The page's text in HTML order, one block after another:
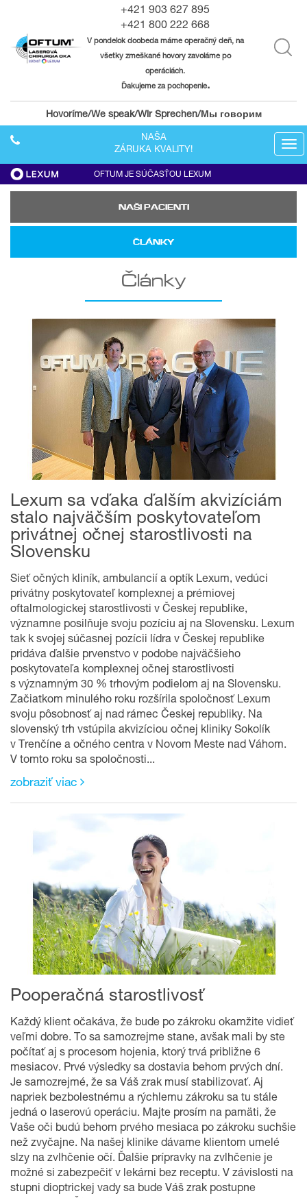
+421 903 627 895
+421 800 222 668
V pondelok doobeda máme operačný deň, na
všetky zmeškané hovory zavoláme po
operáciách.
Ďakujeme za pochopenie.
Hovoríme/We speak/Wir Sprechen/Мы говорим
NAŠA
ZÁRUKA KVALITY!
OFTUM JE SÚČASŤOU LEXUM
NAŠI PACIENTI
ČLÁNKY
Články
Lexum sa vďaka ďalším akvizíciám
stalo najväčším poskytovateľom
privátnej očnej starostlivosti na
Slovensku
Sieť očných kliník, ambulancií a optík Lexum, vedúci
privátny poskytovateľ komplexnej a prémiovej
oftalmologickej starostlivosti v Českej republike,
významne posilňuje svoju pozíciu aj na Slovensku. Lexum
tak k svojej súčasnej pozícii lídra v Českej republike
pridáva ďalšie prvenstvo v podobe najväčšieho
poskytovateľa komplexnej očnej starostlivosti
s významným 30 % trhovým podielom aj na Slovensku.
Začiatkom minulého roku rozšírila spoločnosť Lexum
svoju pôsobnosť aj nad rámec Českej republiky. Na
slovenský trh vstúpila akvizíciou očnej kliniky Sokolík
v Trenčíne a očného centra v Novom Meste nad Váhom.
V tomto roku sa spoločnosti...
zobraziť viac
Pooperačná starostlivosť
Každý klient očakáva, že bude po zákroku okamžite vidieť
veľmi dobre. To sa samozrejme stane, avšak mali by ste
počítať aj s procesom hojenia, ktorý trvá približne 6
mesiacov. Prvé výsledky sa dostavia behom prvých dní.
Je samozrejmé, že sa Váš zrak musí stabilizovať. Aj
napriek bezbolestnému a rýchlemu zákroku sa tu stále
jedná o laserovú operáciu. Majte prosím na pamäti, že
Vaše oči budú behom prvého mesiaca po zákroku suchšie
než zvyčajne. Na našej klinike dávame klientom umelé
slzy na zvlhčenie očí. Ďalšie prípravky na zvlhčenie je
možné si zabezpečiť v lekárni bez receptu. V závislosti na
stupni dioptrickej vady sa bude Váš zrak postupne